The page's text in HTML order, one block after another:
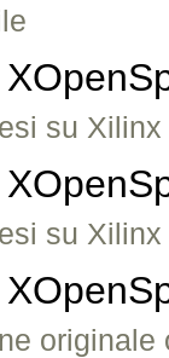
su Xilinx
su Xilinx
originale